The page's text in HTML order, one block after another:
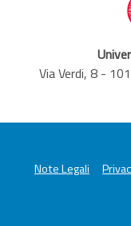
Via Verdi, 8 -
Note Legali